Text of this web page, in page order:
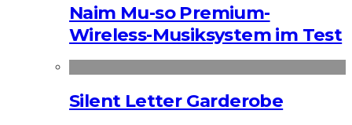
Naim Mu-so Premium-
Wireless-Musiksystem im Test
Silent Letter Garderobe